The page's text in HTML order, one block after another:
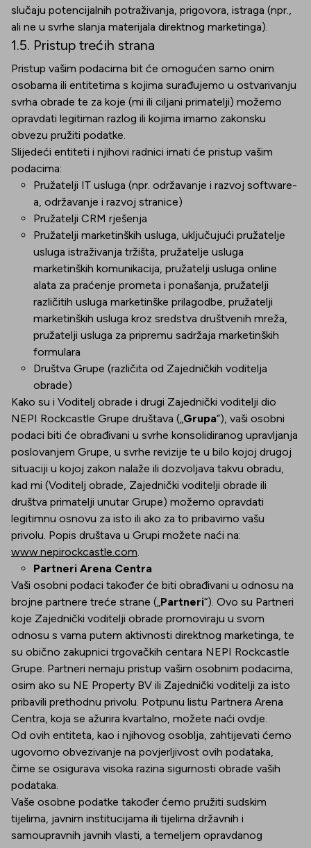
slučaju potencijalnih potraživanja, prigovora, istraga (npr.,
ali ne u svrhe slanja materijala direktnog marketinga).
1.5. Pristup trećih strana
Pristup vašim podacima bit će omogućen samo onim
osobama ili entitetima s kojima surađujemo u ostvarivanju
svrha obrade te za koje (mi ili ciljani primatelji) možemo
opravdati legitiman razlog ili kojima imamo zakonsku
obvezu pružiti podatke.
Slijedeći entiteti i njihovi radnici imati će pristup vašim
podacima:
Pružatelji IT usluga (npr. održavanje i razvoj software-
a, održavanje i razvoj stranice)
Pružatelji CRM rješenja
Pružatelji marketinških usluga, uključujući pružatelje
usluga istraživanja tržišta, pružatelje usluga
marketinških komunikacija, pružatelji usluga online
alata za praćenje prometa i ponašanja, pružatelji
različitih usluga marketinške prilagodbe, pružatelji
marketinških usluga kroz sredstva društvenih mreža,
pružatelji usluga za pripremu sadržaja marketinških
formulara
Društva Grupe (različita od Zajedničkih voditelja
obrade)
Kako su i Voditelj obrade i drugi Zajednički voditelji dio
NEPI Rockcastle Grupe društava („Grupa“), vaši osobni
podaci biti će obrađivani u svrhe konsolidiranog upravljanja
poslovanjem Grupe, u svrhe revizije te u bilo kojoj drugoj
situaciji u kojoj zakon nalaže ili dozvoljava takvu obradu,
kad mi (Voditelj obrade, Zajednički voditelji obrade ili
društva primatelji unutar Grupe) možemo opravdati
legitimnu osnovu za isto ili ako za to pribavimo vašu
privolu. Popis društava u Grupi možete naći na:
www.nepirockcastle.com.
Partneri Arena Centra
Vaši osobni podaci također će biti obrađivani u odnosu na
brojne partnere treće strane („Partneri“). Ovo su Partneri
koje Zajednički voditelji obrade promoviraju u svom
odnosu s vama putem aktivnosti direktnog marketinga, te
su obično zakupnici trgovačkih centara NEPI Rockcastle
Grupe. Partneri nemaju pristup vašim osobnim podacima,
osim ako su NE Property BV ili Zajednički voditelji za isto
pribavili prethodnu privolu. Potpunu listu Partnera Arena
Centra, koja se ažurira kvartalno, možete naći ovdje.
Od ovih entiteta, kao i njihovog osoblja, zahtijevati ćemo
ugovorno obvezivanje na povjerljivost ovih podataka,
čime se osigurava visoka razina sigurnosti obrade vaših
podataka.
Vaše osobne podatke također ćemo pružiti sudskim
tijelima, javnim institucijama ili tijelima državnih i
samoupravnih javnih vlasti, a temeljem opravdanog